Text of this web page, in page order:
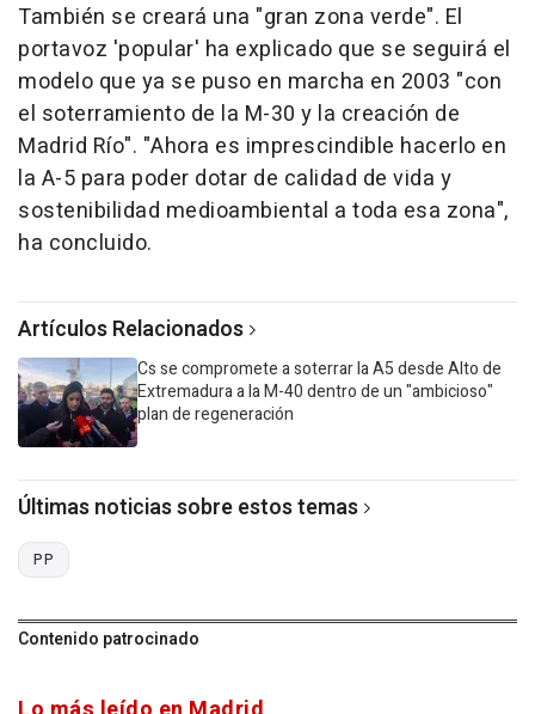
También se creará una "gran zona verde". El
portavoz 'popular' ha explicado que se seguirá el
modelo que ya se puso en marcha en 2003 "con
el soterramiento de la M-30 y la creación de
Madrid Río". "Ahora es imprescindible hacerlo en
la A-5 para poder dotar de calidad de vida y
sostenibilidad medioambiental a toda esa zona",
ha concluido.
Artículos Relacionados
Cs se compromete a soterrar la A5 desde Alto de
Extremadura a la M-40 dentro de un "ambicioso"
plan de regeneración
Últimas noticias sobre estos temas
PP
Contenido patrocinado